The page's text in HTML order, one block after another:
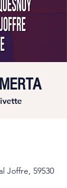
Joffre, 59530